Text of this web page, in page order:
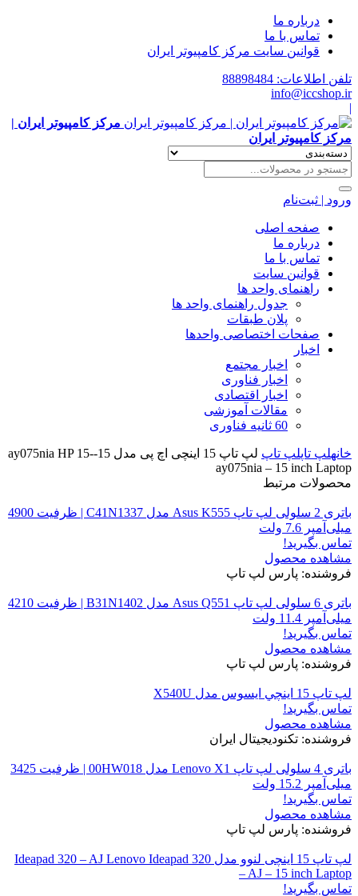
درباره ما
تماس با ما
قوانین سایت مرکز کامپیوتر ایران
تلفن اطلاعات: 88898484
info@iccshop.ir
|
مرکز کامپیوتر ایران |
مرکز کامپیوتر ایران
ورود | ثبت‌نام
صفحه اصلی
درباره ما
تماس با ما
قوانین سایت
راهنمای واحد ها
جدول راهنمای واحد ها
پلان طبقات
صفحات اختصاصی واحدها
اخبار
اخبار مجتمع
اخبار فناوری
اخبار اقتصادی
مقالات آموزشی
60 ثانیه فناوری
خانهلپ تاپلپ تاپ
لپ تاپ 15 اینچی اچ پی مدل 15-ay075nia HP 15-
ay075nia – 15 inch Laptop
محصولات مرتبط
باتری 2 سلولی لپ تاپ Asus K555 مدل C41N1337 | ظرفیت 4900
میلی‌آمپر 7.6 ولت
تماس بگیرید!
مشاهده محصول
فروشنده: پارس لپ تاپ
باتری 6 سلولی لپ تاپ Asus Q551 مدل B31N1402 | ظرفیت 4210
میلی‌آمپر 11.4 ولت
تماس بگیرید!
مشاهده محصول
فروشنده: پارس لپ تاپ
لپ تاپ 15 اينچي ايسوس مدل X540U
تماس بگیرید!
مشاهده محصول
فروشنده: تکنودیجیتال ایران
باتری 4 سلولی لپ تاپ Lenovo X1 مدل 00HW018 | ظرفیت 3425
میلی‌آمپر 15.2 ولت
تماس بگیرید!
مشاهده محصول
فروشنده: پارس لپ تاپ
لپ تاپ 15 اینچی لنوو مدل Ideapad 320 – AJ Lenovo Ideapad 320
– AJ – 15 inch Laptop
تماس بگیرید!